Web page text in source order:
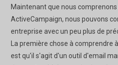
Maintenant que nous
ActiveCampaign, nous pouvons
entreprise avec un peu plus de
La première chose à comprendre
est qu'il s'agit d'un outil d'email